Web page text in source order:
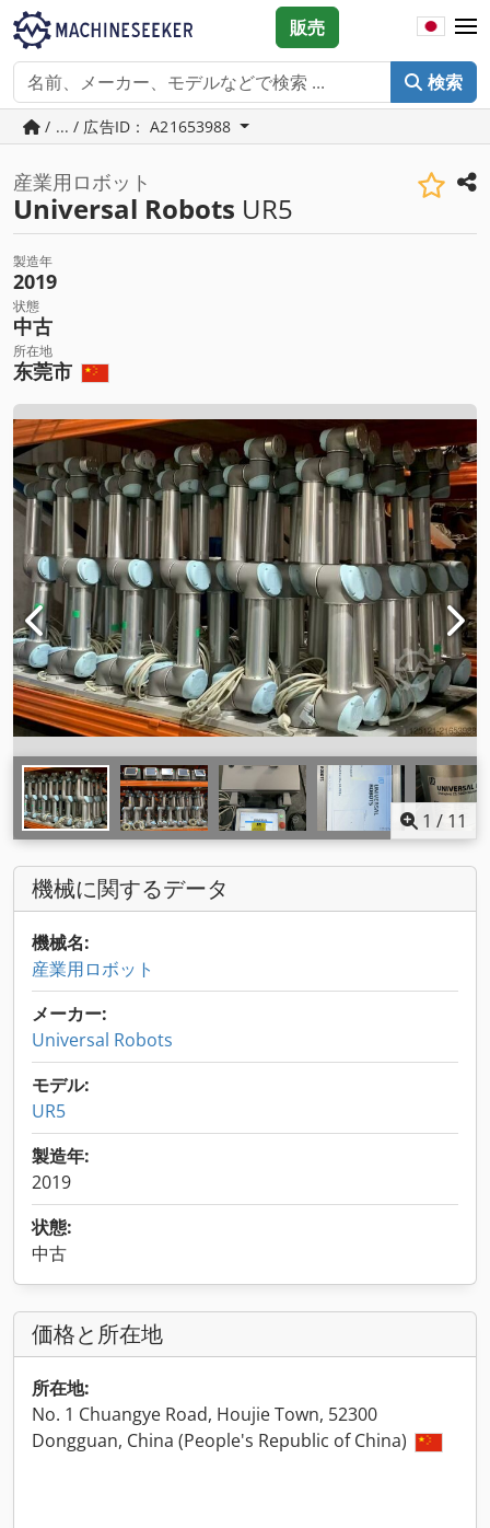
検索
販売
/ ... / 広告ID： A21653988
産業用ロボット
Universal Robots UR5
製造年
2019
状態
中古
所在地
东莞市
1 / 11
機械に関するデータ
機械名:
産業用ロボット
メーカー:
Universal Robots
モデル:
UR5
製造年:
2019
状態:
中古
価格と所在地
所在地:
No. 1 Chuangye Road, Houjie Town, 52300
Dongguan, China (People's Republic of China)